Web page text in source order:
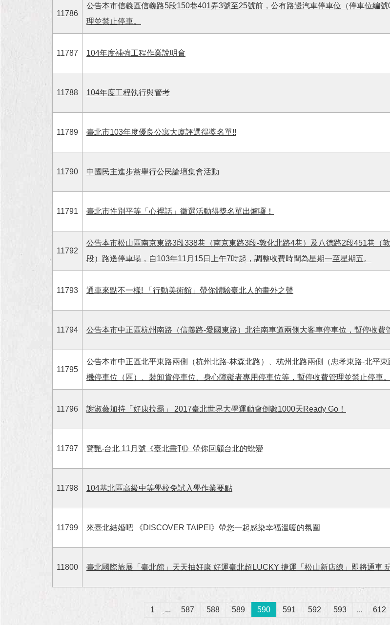
11786
公告本市信義區信義路5段150巷401弄3號至25號前，公有路邊汽車停車位（停車位編
理並禁止停車。
11787 104年度補強工程作業說明會
11788 104年度工程執行與管考
11789 臺北市103年度優良公寓大廈評選得獎名單!!
11790 中國民主進步黨舉行公民論壇集會活動
11791 臺北市性別平等「心裡話」徵選活動得獎名單出爐囉！
11792
公告本市松山區南京東路3段338巷（南京東路3段-敦化北路4巷）及八德路2段451巷（
段）路邊停車場，自103年11月15日上午7時起，調整收費時間為星期一至星期五。
11793 通車來點不一樣! 「行動美術館」帶你體驗臺北人的畫外之聲
11794 公告本市中正區杭州南路（信義路-愛國東路）北往南車道兩側大客車停車位，暫停收費
11795
公告本市中正區北平東路兩側（杭州北路-林森北路）、杭州北路兩側（忠孝東路-北平東
機停車位（區）、裝卸貨停車位、身心障礙者專用停車位等，暫停收費管理並禁止停車。
11796 謝淑薇加持「好康拉霸」 2017臺北世界大學運動會倒數1000天Ready Go！
11797 驚艷‧台北 11月號《臺北畫刊》帶你回顧台北的蛻變
11798 104基北區高級中等學校免試入學作業要點
11799 來臺北結婚吧 《DISCOVER TAIPEI》帶您一起感染幸福溫暖的氛圍
11800 臺北國際旅展「臺北館」天天抽好康 好運臺北超LUCKY 捷運「松山新店線」即將通車
1 ... 587 588 589 590 591 592 593 ... 612